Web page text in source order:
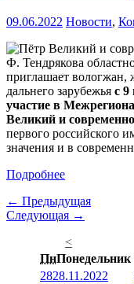
09.06.2022 Новости,
Ф. Тендрякова
приглашает вологжан,
дальнего зарубежья с 9
участие в
Великий и
первого российского
значения и в
Подробнее
← Предыдущая
Следующая →
<
ПнПонедельник
2828.11.2022